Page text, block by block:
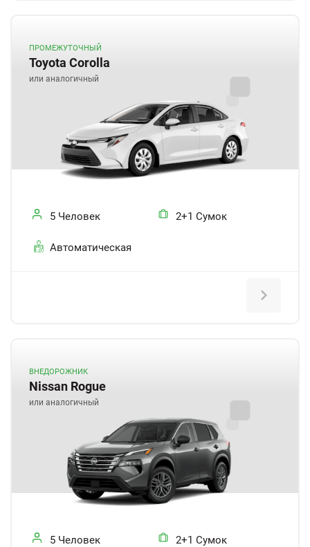
ПРОМЕЖУТОЧНЫЙ
Toyota Corolla
или аналогичный
5 Человек 2+1 Сумок
Автоматическая
ВНЕДОРОЖНИК
Nissan Rogue
или аналогичный
5 Человек 2+1 Сумок